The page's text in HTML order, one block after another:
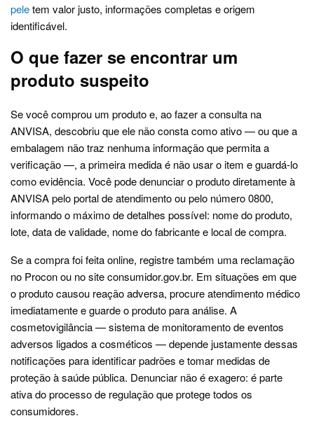
peletem valor justo, informações completas e origem
identificável.
O que fazer se encontrar um
produto suspeito
Se você comprou um produto e, ao fazer a consulta na
ANVISA, descobriu que ele não consta como ativo — ou que a
embalagem não traz nenhuma informação que permita a
verificação —, a primeira medida é não usar o item e guardá-lo
como evidência. Você pode denunciar o produto diretamente à
ANVISA pelo portal de atendimento ou pelo número 0800,
informando o máximo de detalhes possível: nome do produto,
lote, data de validade, nome do fabricante e local de compra.
Se a compra foi feita online, registre também uma reclamação
no Procon ou no site consumidor.gov.br. Em situações em que
o produto causou reação adversa, procure atendimento médico
imediatamente e guarde o produto para análise. A
cosmetovigilância — sistema de monitoramento de eventos
adversos ligados a cosméticos — depende justamente dessas
notificações para identificar padrões e tomar medidas de
proteção à saúde pública. Denunciar não é exagero: é parte
ativa do processo de regulação que protege todos os
consumidores.